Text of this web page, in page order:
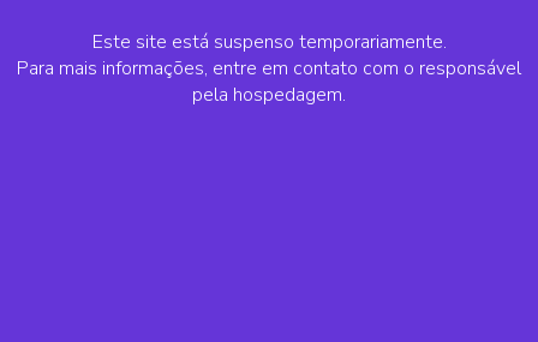
Este site está suspenso temporariamente.
Para mais informações, entre em contato com o responsável
pela hospedagem.